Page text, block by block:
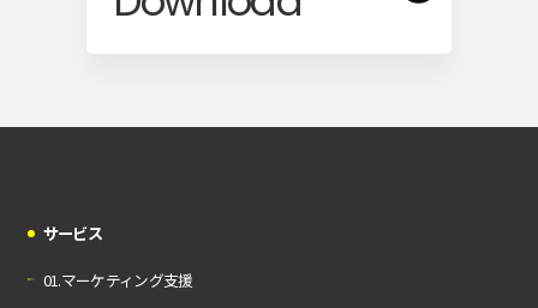
サービス
01.マーケティング支援